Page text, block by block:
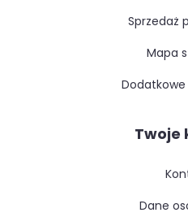
sprzedaż
mapa
Twoje
dane